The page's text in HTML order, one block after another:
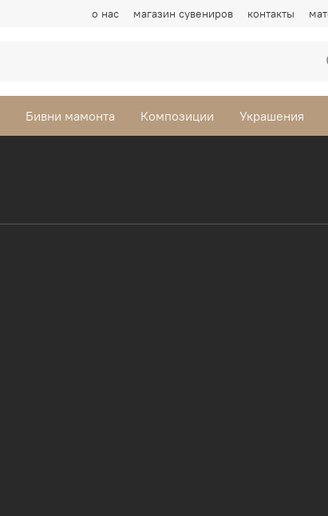
о нас магазин сувениров контакты
Бивни мамонта Композиции Украшения